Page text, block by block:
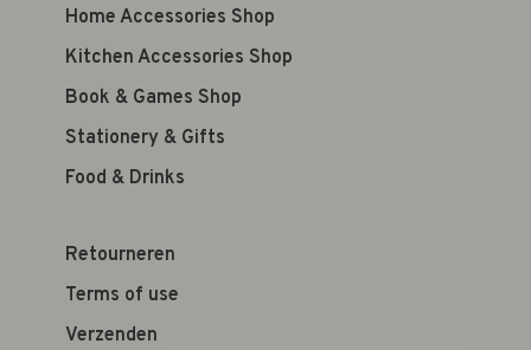
Home Accessories Shop
Kitchen Accessories Shop
Book & Games Shop
Stationery & Gifts
Food & Drinks
Retourneren
Terms of use
Verzenden